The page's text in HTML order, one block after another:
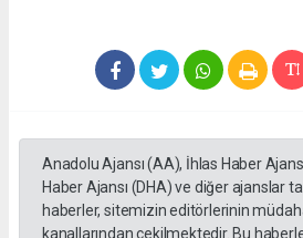
Anadolu Ajansı (AA), İhlas Haber
Haber Ajansı (DHA) ve diğer ajanslar
haberler, sitemizin editörlerinin
kanallarından çekilmektedir. Bu